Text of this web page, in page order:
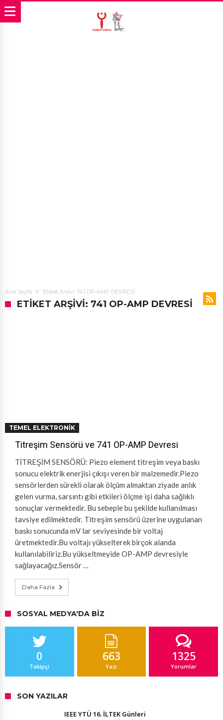
Ana Sayfa Etiket Arşivi: 741 OP-AMP DEVRESİ
ETIKET ARŞIVI: 741 OP-AMP DEVRESİ
TEMEL ELEKTRONIK
Titreşim Sensörü ve 741 OP-AMP Devresi
TİTREŞİM SENSÖRÜ: Piezo element titreşim veya baskı
sonucu elektrik enerjisi çıkışı veren bir malzemedir.Piezo
sensörlerden sürekli olarak ölçüm almaktan ziyade anlık
gelen vurma, sarsıntı gibi etkileri ölçme işi daha sağlıklı
sonuçlar vermektedir. Bu sebeple bu şekilde kullanılması
tavsiye edilmektedir. Titreşim sensörü üzerine uygulanan
baskı sonucunda mV lar seviyesinde bir voltaj
üretmektedir.Bu voltajı yükselterek birçok alanda
kullanılabiliriz.Bu yükseltmeyide OP-AMP devresiyle
sağlayacağız.Sensör …
Daha Fazla
SOSYAL MEDYA'DA BIZ
0
Takipçi
663
Yazı
1325
Yorumlar
SON YAZILAR
IEEE YTÜ 16. İLTEK Günleri